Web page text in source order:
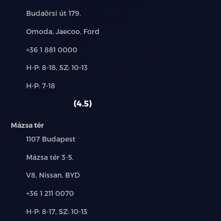
LED fényszórók és hátsó lámpák
Esőérzékelős ablaktörlők
Ezüst tetősín
Prémium metál fényezés
Fűtött első ülések, fűtött szélvédő, fűtött
Cím:
Budaörsi út 179.
Márkák:
Omoda, Jaecoo, Ford
Telefon:
+36 1 881 0000
Új-
használt
H-P: 8-18, SZ: 10-13
Alkatrész,
H-P: 7-18
4.5
Mázsa tér
Település:
1107 Budapest
Cím:
Mázsa tér 3-5.
Márkák:
V8, Nissan, BYD
Telefon:
+36 1 211 0070
Új-
H-P: 8-17, SZ: 10-13